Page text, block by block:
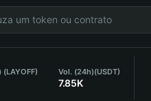
Vol. (24h)(USDT)
7.85K